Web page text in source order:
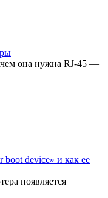
она нужна RJ-45 —
boot device» и как ее
появляется